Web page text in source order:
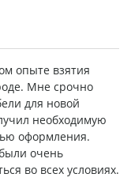
опыте взятия
Мне срочно
для новой
необходимую
оформления.
очень
во всех условиях.